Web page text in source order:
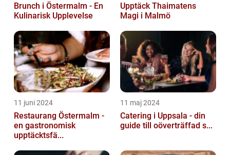
Brunch i Östermalm - En
Kulinarisk Upplevelse
Upptäck Thaimatens
Magi i Malmö
11 juni 2024
Restaurang Östermalm -
en gastronomisk
upptäcktsfä...
11 maj 2024
Catering i Uppsala - din
guide till oöverträffad s...